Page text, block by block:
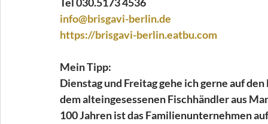
info@brisgavi-berlin.de
https://brisgavi-berlin.eatbu.com
Mein Tipp:
Dienstag und Freitag gehe ich gerne auf
dem alteingesessenen Fischhändler aus
100 Jahren ist das Familienunternehmen